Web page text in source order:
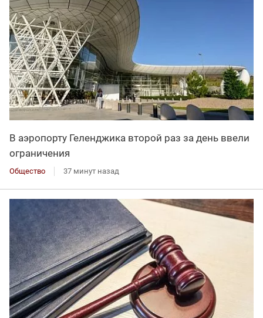
В аэропорту Геленджика второй раз за день ввели
ограничения
Общество 37 минут назад